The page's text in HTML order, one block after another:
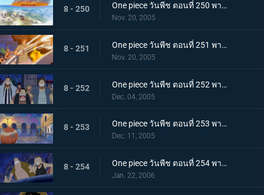
8 - 250 One piece วันพีช ตอนที่ 250 พากย์ไทย วาระสุดท้ายของชายผู้เป็นตำนาน! วันที่รถขบวนเดินทะเลร่ำไห้
Nov. 20, 2005
8 - 251 One piece วันพีช ตอนที่ 251 พากย์ไทย ใจจริงของผู้ทรยศ! การตัดสินใจอันหน้าเศร้าของโรบิ้น
Nov. 20, 2005
8 - 252 One piece วันพีช ตอนที่ 252 พากย์ไทย เสียงหวูดพรากพวกพ้อง ขบวนรถทะเลออกวิ่ง
Dec. 04, 2005
8 - 253 One piece วันพีช ตอนที่ 253 พากย์ไทย ซันจิบุกตะลุย! ศึกขบวนรถทะเลท่ามกลางพายุ!
Dec. 11, 2005
8 - 254 One piece วันพีช ตอนที่ 254 พากย์ไทย เสียงร้องจากวิญญาณนามิ! หมวกฟางลูฟี่คืนชีพ!
Jan. 22, 2006